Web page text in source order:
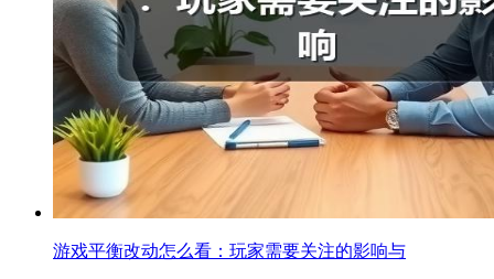
游戏平衡改动怎么看：玩家需要关注的影响与